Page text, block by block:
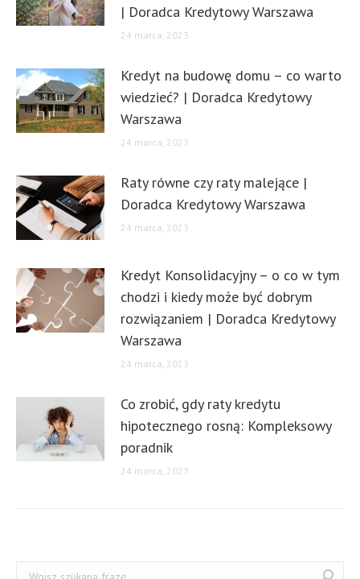
| Doradca Kredytowy Warszawa
24 marca, 2023
Kredyt na budowę domu – co warto
wiedzieć? | Doradca Kredytowy
Warszawa
24 marca, 2023
Raty równe czy raty malejące |
Doradca Kredytowy Warszawa
24 marca, 2023
Kredyt Konsolidacyjny – o co w tym
chodzi i kiedy może być dobrym
rozwiązaniem | Doradca Kredytowy
Warszawa
24 marca, 2023
Co zrobić, gdy raty kredytu
hipotecznego rosną: Kompleksowy
poradnik
24 marca, 2023
Szukaj: